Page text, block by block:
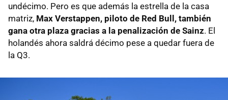
undécimo. Pero es que además la estrella de la casa
matriz, Max Verstappen, piloto de Red Bull, también
gana otra plaza gracias a la penalización de Sainz. El
holandés ahora saldrá décimo pese a quedar fuera de
la Q3.